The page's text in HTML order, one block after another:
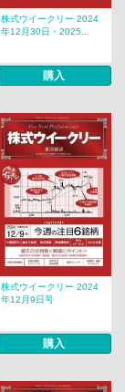
株式ウイークリー 2024
年12月30日・2025...
購入
株式ウイークリー 2024
年12月9日号
購入